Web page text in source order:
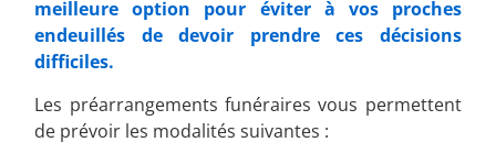
meilleure option pour éviter à vos proches
endeuillés de devoir prendre ces décisions
difficiles.
Les préarrangements funéraires vous permettent
de prévoir les modalités suivantes :